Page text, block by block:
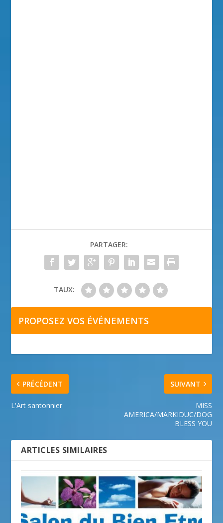
PARTAGER:
TAUX:
PROPOSEZ VOS ÉVÉNEMENTS
PRÉCÉDENT
L'Art santonnier
SUIVANT
MISS
AMERICA/MARKIDUC/DOG
BLESS YOU
ARTICLES SIMILAIRES